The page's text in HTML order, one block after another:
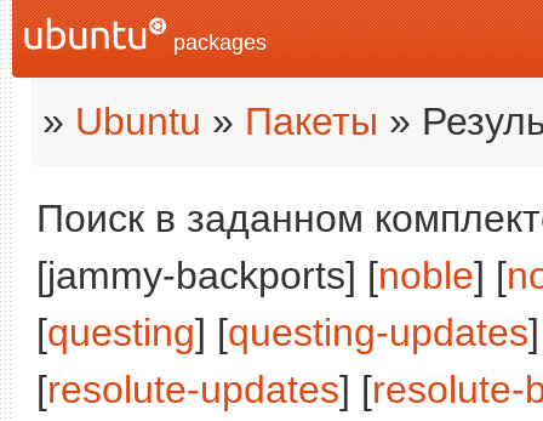
packages
» Ubuntu » Пакеты »
Поиск в заданном
[jammy-backports] [noble] [
[questing] [questing-updates
[resolute-updates] [resolute-